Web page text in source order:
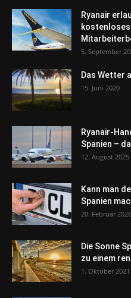
Ryanair
kostenloses
5. September
Das Wetter
15. Juni 2020
Ryanair-
Spanien –
12. August 2025
Kann man
Spanien
20. Februar 2026
Die Sonne
zu einem
1. Oktober 2021